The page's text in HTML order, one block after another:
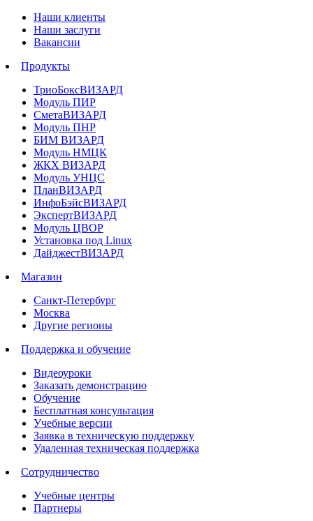
Наши клиенты
Наши заслуги
Вакансии
Продукты
ТриоБоксВИЗАРД
Модуль ПИР
СметаВИЗАРД
Модуль ПНР
БИМ ВИЗАРД
Модуль НМЦК
ЖКХ ВИЗАРД
Модуль УНЦС
ПланВИЗАРД
ИнфоБэйсВИЗАРД
ЭкспертВИЗАРД
Модуль ЦВОР
Установка под Linux
ДайджестВИЗАРД
Магазин
Санкт-Петербург
Москва
Другие регионы
Поддержка и обучение
Видеоуроки
Заказать демонстрацию
Обучение
Бесплатная консультация
Учебные версии
Заявка в техническую поддержку
Удаленная техническая поддержка
Сотрудничество
Учебные центры
Партнеры